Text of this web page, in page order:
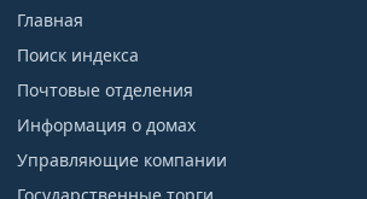
Главная
Поиск индекса
Почтовые отделения
Информация о домах
Управляющие компании